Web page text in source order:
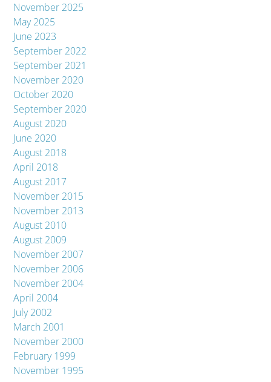
November 2025
May 2025
June 2023
September 2022
September 2021
November 2020
October 2020
September 2020
August 2020
June 2020
August 2018
April 2018
August 2017
November 2015
November 2013
August 2010
August 2009
November 2007
November 2006
November 2004
April 2004
July 2002
March 2001
November 2000
February 1999
November 1995